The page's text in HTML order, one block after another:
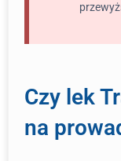
Czy lek
na